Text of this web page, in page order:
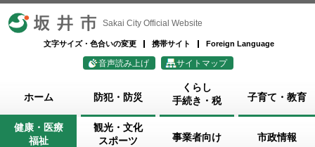
坂井市 Sakai City Official Website
文字サイズ・色合いの変更 携帯サイト Foreign Language
音声読み上げ サイトマップ
ホーム 防犯・防災
くらし
手続き・税
子育て・教育
健康・医療
福祉
観光・文化
スポーツ
事業者向け 市政情報